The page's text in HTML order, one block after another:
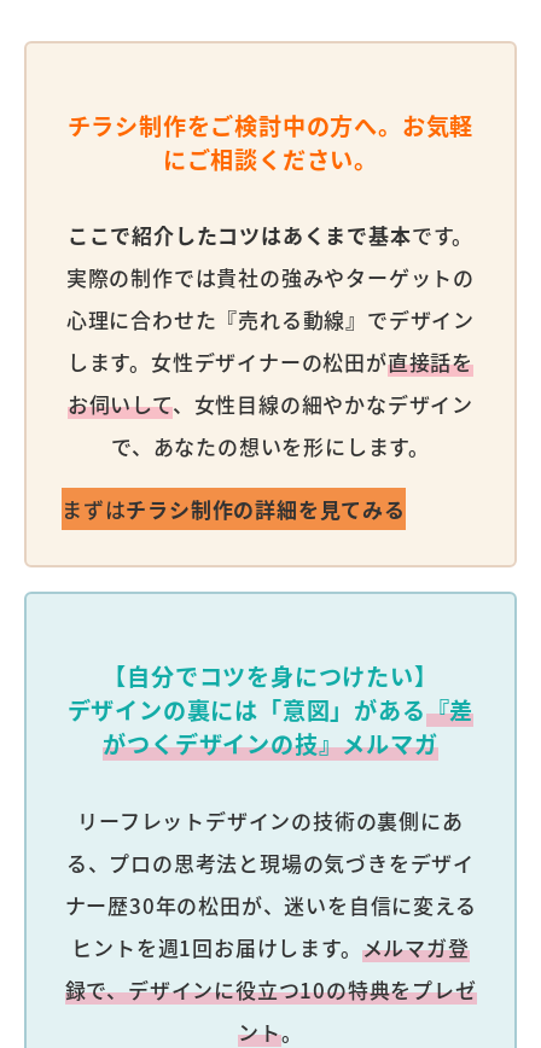
チラシ制作をご検討中の方へ。お気軽
にご相談ください。
ここで紹介したコツはあくまで基本です。
実際の制作では貴社の強みやターゲットの
心理に合わせた『売れる動線』でデザイン
します。女性デザイナーの松田が直接話を
お伺いして、女性目線の細やかなデザイン
で、あなたの想いを形にします。
まずはチラシ制作の詳細を見てみる
【自分でコツを身につけたい】
デザインの裏には「意図」がある『差
がつくデザインの技』メルマガ
リーフレットデザインの技術の裏側にあ
る、プロの思考法と現場の気づきをデザイ
ナー歴30年の松田が、迷いを自信に変える
ヒントを週1回お届けします。 メルマガ登
録で、デザインに役立つ10の特典をプレゼ
ント。